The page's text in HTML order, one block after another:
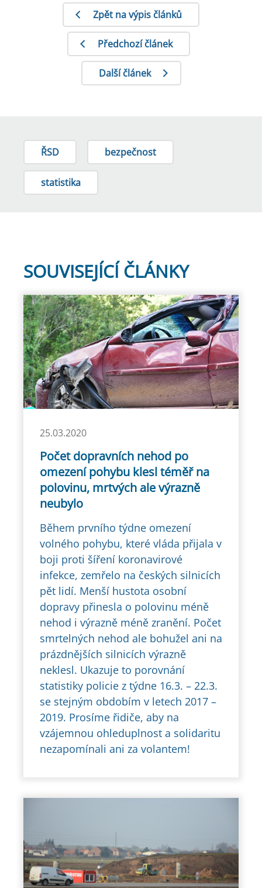
Zpět na výpis článků
Předchozí článek
Další článek
ŘSD bezpečnost
statistika
SOUVISEJÍCÍ ČLÁNKY
25.03.2020
Počet dopravních nehod po
omezení pohybu klesl téměř na
polovinu, mrtvých ale výrazně
neubylo
Během prvního týdne omezení
volného pohybu, které vláda přijala v
boji proti šíření koronavirové
infekce, zemřelo na českých silnicích
pět lidí. Menší hustota osobní
dopravy přinesla o polovinu méně
nehod i výrazně méně zranění. Počet
smrtelných nehod ale bohužel ani na
prázdnějších silnicích výrazně
neklesl. Ukazuje to porovnání
statistiky policie z týdne 16.3. – 22.3.
se stejným obdobím v letech 2017 –
2019. Prosíme řidiče, aby na
vzájemnou ohleduplnost a solidaritu
nezapomínali ani za volantem!